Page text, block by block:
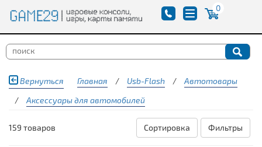
0
Вернуться Главная / Usb-Flash /
Автотовары
/
Аксессуары для автомобилей
159 товаров Фильтры
Сортировка